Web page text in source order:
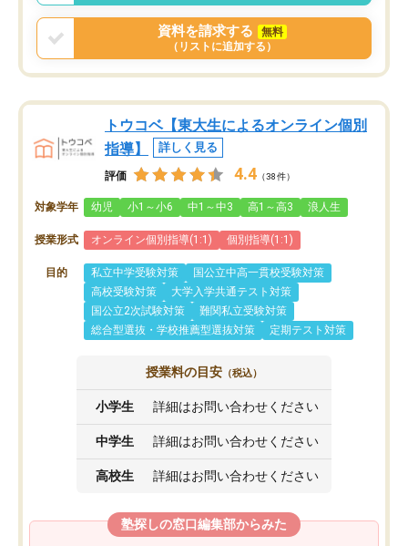
資料を請求する
無料
（リストに追加する）
トウコベ【東大生によるオンライン個別
指導】
詳しく見る
評価 4.4 （38件）
対象学年 幼児 小1～小6 中1～中3 高1～高3 浪人生
授業形式 オンライン個別指導(1:1) 個別指導(1:1)
目的 私立中学受験対策
国公立中高一貫校受験対策
高校受験対策
大学入学共通テスト対策
国公立2次試験対策
難関私立受験対策
総合型選抜・学校推薦型選抜対策
定期テスト対策
授業料の目安 （税込）
小学生 詳細はお問い合わせください
中学生 詳細はお問い合わせください
高校生 詳細はお問い合わせください
塾探しの窓口編集部からみた